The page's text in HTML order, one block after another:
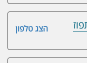
הצג טלפון